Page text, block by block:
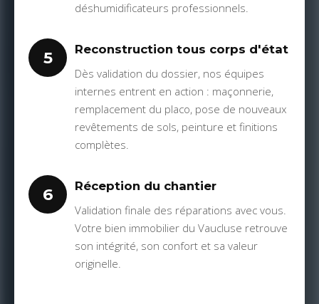
déshumidificateurs professionnels.
5
Reconstruction tous corps d'état
Dès validation du dossier, nos équipes
internes entrent en action : maçonnerie,
remplacement du placo, pose de nouveaux
revêtements de sols, peinture et finitions
complètes.
6
Réception du chantier
Validation finale des réparations avec vous.
Votre bien immobilier du Vaucluse retrouve
son intégrité, son confort et sa valeur
originelle.